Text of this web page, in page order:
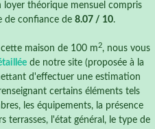
loyer théorique mensuel compris
de confiance de 8.07 / 10.
maison de 100 m2, nous vous
de notre site (proposée à la
d'effectuer une estimation
certains éléments tels
les équipements, la présence
terrasses, l'état général, le type de